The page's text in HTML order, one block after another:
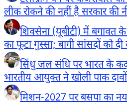
लीक रोकने की नहीं है सरकार की
शिवसेना (यूबीटी) में
का फूटा गुस्सा; बागी सांसदों को
सिंधु जल संधि पर भारत के
भारतीय आयुक्त ने खोली पाक
मिशन-2027 पर बसपा का